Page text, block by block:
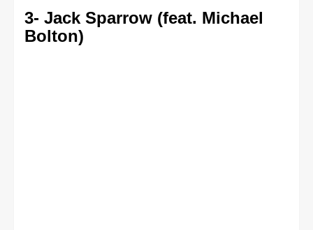
3- Jack Sparrow (feat. Michael
Bolton)